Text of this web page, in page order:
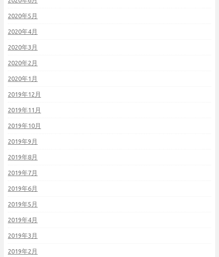
2020年5月
2020年4月
2020年3月
2020年2月
2020年1月
2019年12月
2019年11月
2019年10月
2019年9月
2019年8月
2019年7月
2019年6月
2019年5月
2019年4月
2019年3月
2019年2月